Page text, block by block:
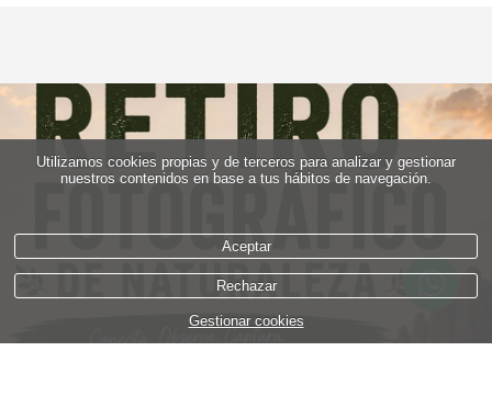
Utilizamos cookies propias y de terceros para analizar y gestionar
nuestros contenidos en base a tus hábitos de navegación.
Aceptar
Rechazar
Gestionar cookies